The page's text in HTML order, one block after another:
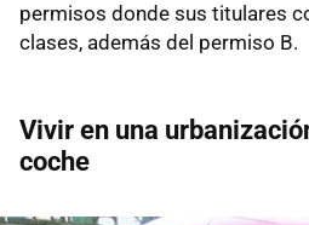
permisos donde sus titulares
clases, además del permiso B.
Vivir en una
coche